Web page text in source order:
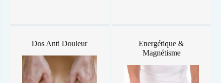
Dos Anti Douleur
Energétique &
Magnétisme